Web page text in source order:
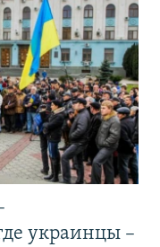
украинцы –